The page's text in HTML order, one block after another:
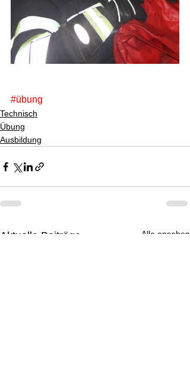
#übung
Technisch
Übung
Ausbildung
Aktuelle Beiträge Alle ansehen